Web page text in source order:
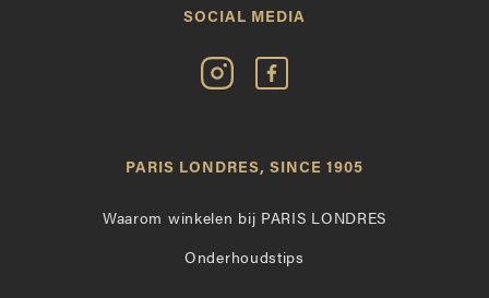
SOCIAL MEDIA
Volg
Paris
Instagram
Vind
op
PARIS LONDRES, SINCE 1905
Waarom winkelen bij PARIS LONDRES
Onderhoudstips